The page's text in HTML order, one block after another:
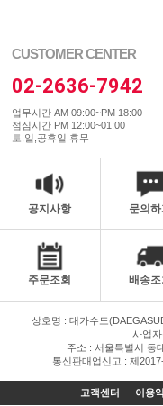
CUSTOMER CENTER
02-2636-7942
업무시간 AM 09:00~PM 18:00
점심시간 PM 12:00~01:00
토,일,공휴일 휴무
공지사항 문의하
주문조회 배송조
상호명 : 대가수도
사업
주소 : 서울특별시 동
통신판매업신고 : 제
고객센터 이용